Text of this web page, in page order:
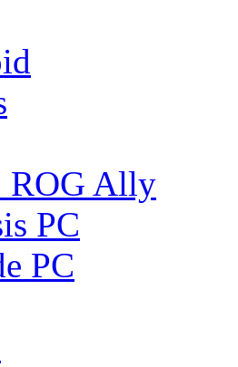
ROG Ally
PC
PC